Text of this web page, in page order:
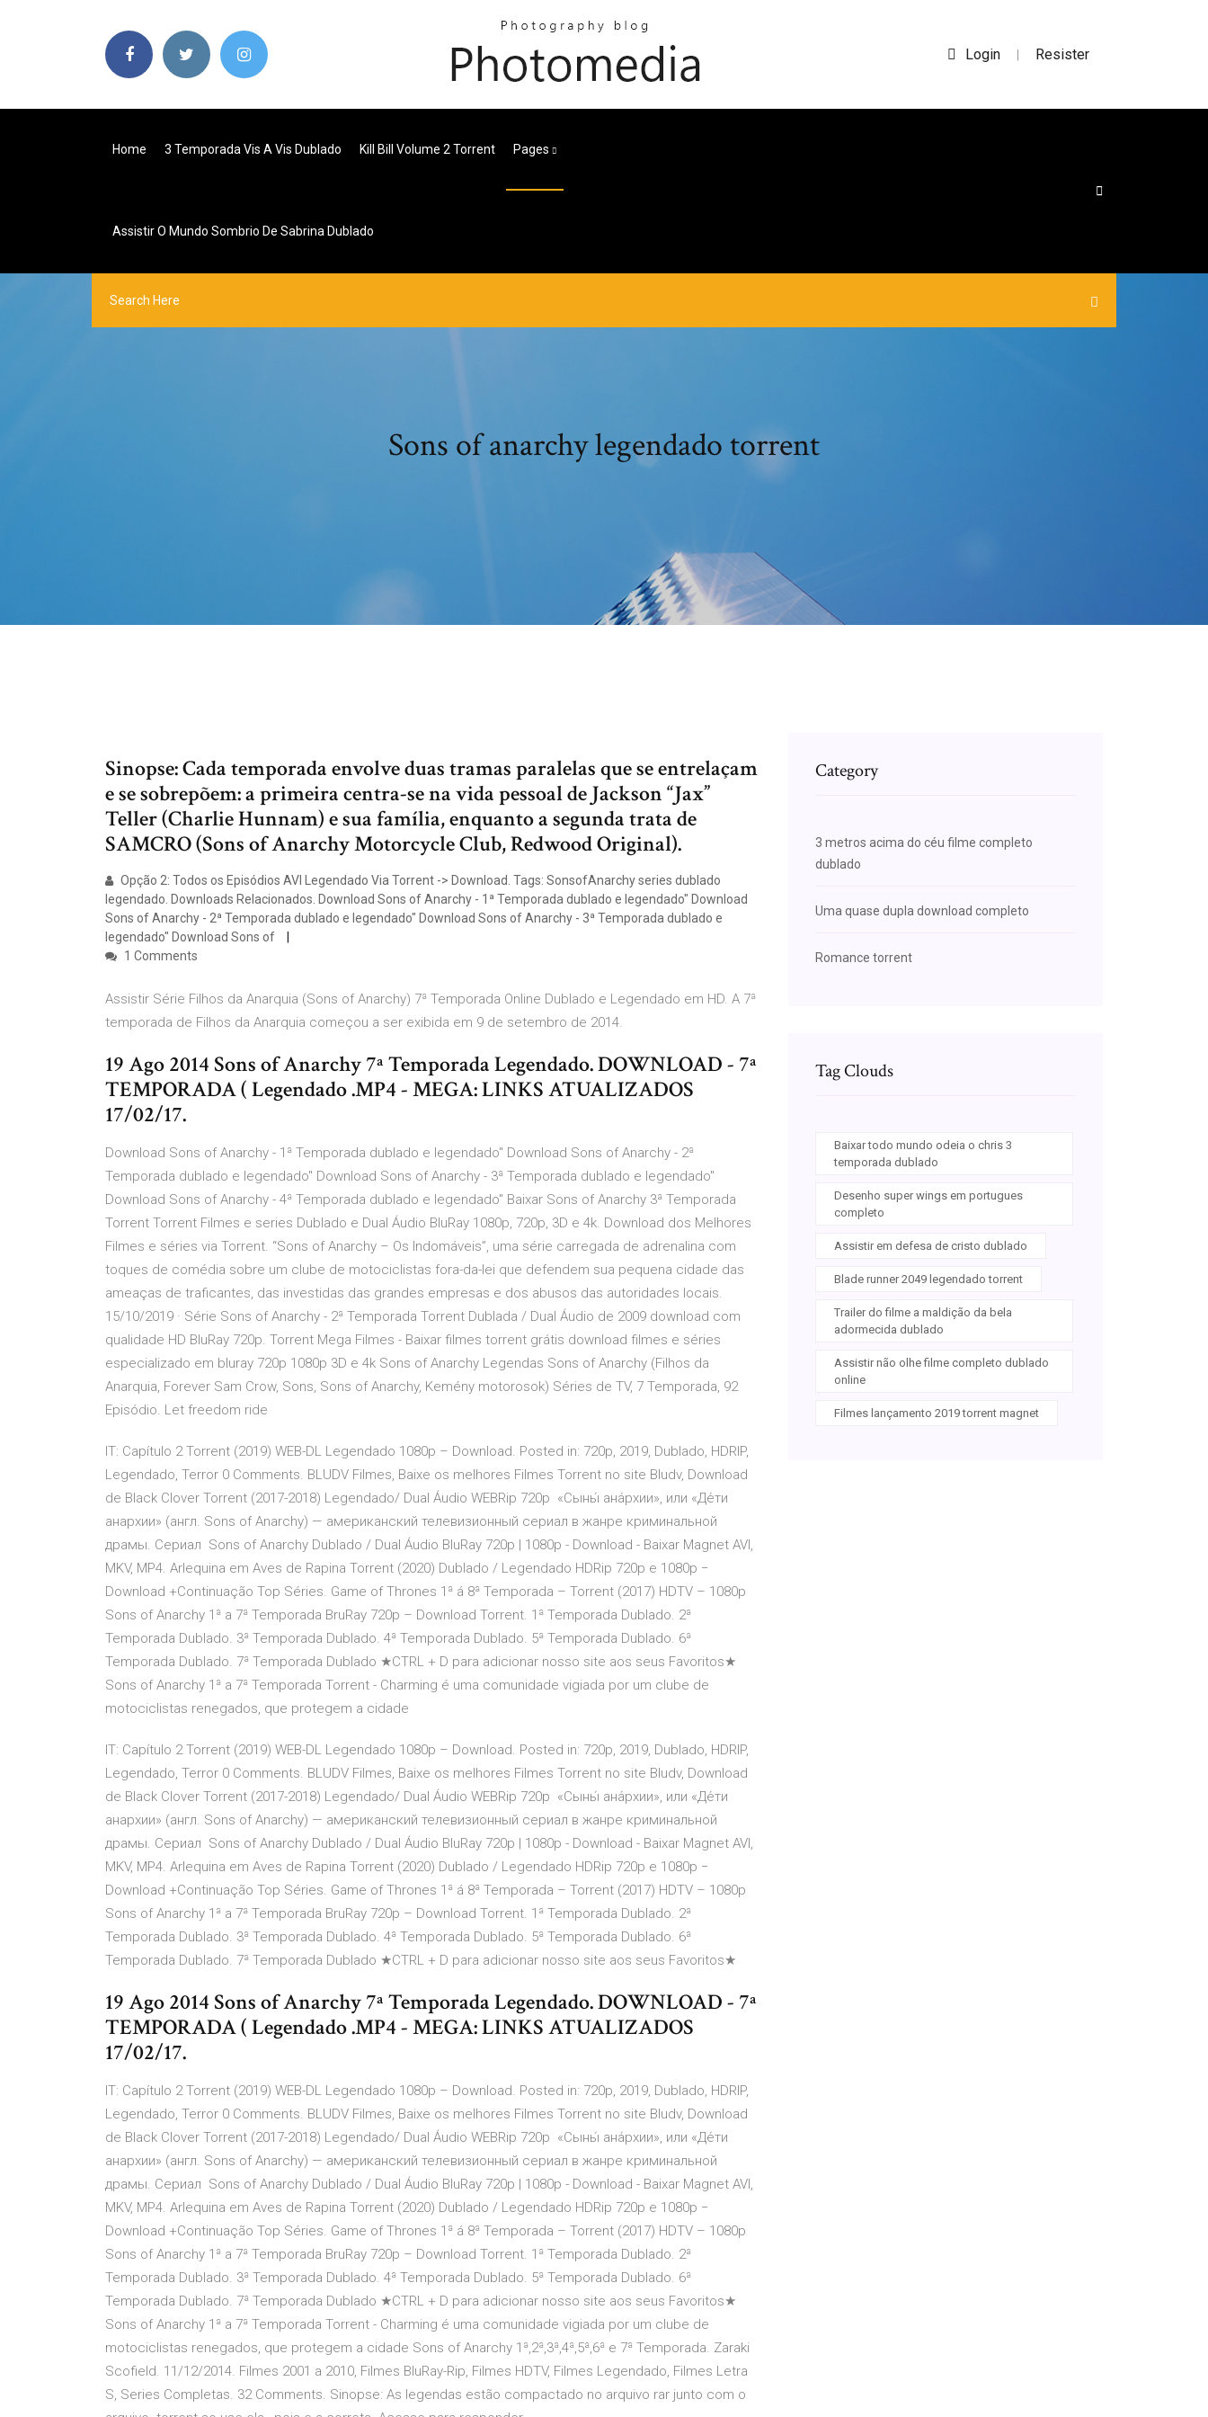
Login | Resister
Home 3 Temporada Vis A Vis Dublado Kill Bill Volume 2 Torrent Pages
Assistir O Mundo Sombrio De Sabrina Dublado
Sons of anarchy legendado torrent
Sinopse: Cada temporada envolve duas tramas paralelas que se entrelaçam
e se sobrepõem: a primeira centra-se na vida pessoal de Jackson “Jax”
Teller (Charlie Hunnam) e sua família, enquanto a segunda trata de
SAMCRO (Sons of Anarchy Motorcycle Club, Redwood Original).
Opção 2: Todos os Episódios AVI Legendado Via Torrent -> Download. Tags: SonsofAnarchy series dublado
legendado. Downloads Relacionados. Download Sons of Anarchy - 1ª Temporada dublado e legendado" Download
Sons of Anarchy - 2ª Temporada dublado e legendado" Download Sons of Anarchy - 3ª Temporada dublado e
legendado" Download Sons of
1 Comments
Assistir Série Filhos da Anarquia (Sons of Anarchy) 7ª Temporada Online Dublado e Legendado em HD. A 7ª
temporada de Filhos da Anarquia começou a ser exibida em 9 de setembro de 2014.
19 Ago 2014 Sons of Anarchy 7ª Temporada Legendado. DOWNLOAD - 7ª
TEMPORADA ( Legendado .MP4 - MEGA: LINKS ATUALIZADOS
17/02/17.
Download Sons of Anarchy - 1ª Temporada dublado e legendado" Download Sons of Anarchy - 2ª
Temporada dublado e legendado" Download Sons of Anarchy - 3ª Temporada dublado e legendado"
Download Sons of Anarchy - 4ª Temporada dublado e legendado" Baixar Sons of Anarchy 3ª Temporada
Torrent Torrent Filmes e series Dublado e Dual Áudio BluRay 1080p, 720p, 3D e 4k. Download dos Melhores
Filmes e séries via Torrent. “Sons of Anarchy – Os Indomáveis”, uma série carregada de adrenalina com
toques de comédia sobre um clube de motociclistas fora-da-lei que defendem sua pequena cidade das
ameaças de traficantes, das investidas das grandes empresas e dos abusos das autoridades locais.
15/10/2019 · Série Sons of Anarchy - 2ª Temporada Torrent Dublada / Dual Áudio de 2009 download com
qualidade HD BluRay 720p. Torrent Mega Filmes - Baixar filmes torrent grátis download filmes e séries
especializado em bluray 720p 1080p 3D e 4k Sons of Anarchy Legendas Sons of Anarchy (Filhos da
Anarquia, Forever Sam Crow, Sons, Sons of Anarchy, Kemény motorosok) Séries de TV, 7 Temporada, 92
Episódio. Let freedom ride
IT: Capítulo 2 Torrent (2019) WEB-DL Legendado 1080p – Download. Posted in: 720p, 2019, Dublado, HDRIP,
Legendado, Terror 0 Comments. BLUDV Filmes, Baixe os melhores Filmes Torrent no site Bludv, Download
de Black Clover Torrent (2017-2018) Legendado/ Dual Áudio WEBRip 720p «Сыны́ ана́рхии», или «Де́ти
анархии» (англ. Sons of Anarchy) — американский телевизионный сериал в жанре криминальной
драмы. Сериал Sons of Anarchy Dublado / Dual Áudio BluRay 720p | 1080p - Download - Baixar Magnet AVI,
MKV, MP4. Arlequina em Aves de Rapina Torrent (2020) Dublado / Legendado HDRip 720p e 1080p −
Download +Continuação Top Séries. Game of Thrones 1ª á 8ª Temporada – Torrent (2017) HDTV – 1080p
Sons of Anarchy 1ª a 7ª Temporada BruRay 720p – Download Torrent. 1ª Temporada Dublado. 2ª
Temporada Dublado. 3ª Temporada Dublado. 4ª Temporada Dublado. 5ª Temporada Dublado. 6ª
Temporada Dublado. 7ª Temporada Dublado ★CTRL + D para adicionar nosso site aos seus Favoritos★
Sons of Anarchy 1ª a 7ª Temporada Torrent - Charming é uma comunidade vigiada por um clube de
motociclistas renegados, que protegem a cidade
IT: Capítulo 2 Torrent (2019) WEB-DL Legendado 1080p – Download. Posted in: 720p, 2019, Dublado, HDRIP,
Legendado, Terror 0 Comments. BLUDV Filmes, Baixe os melhores Filmes Torrent no site Bludv, Download
de Black Clover Torrent (2017-2018) Legendado/ Dual Áudio WEBRip 720p «Сыны́ ана́рхии», или «Де́ти
анархии» (англ. Sons of Anarchy) — американский телевизионный сериал в жанре криминальной
драмы. Сериал Sons of Anarchy Dublado / Dual Áudio BluRay 720p | 1080p - Download - Baixar Magnet AVI,
MKV, MP4. Arlequina em Aves de Rapina Torrent (2020) Dublado / Legendado HDRip 720p e 1080p −
Download +Continuação Top Séries. Game of Thrones 1ª á 8ª Temporada – Torrent (2017) HDTV – 1080p
Sons of Anarchy 1ª a 7ª Temporada BruRay 720p – Download Torrent. 1ª Temporada Dublado. 2ª
Temporada Dublado. 3ª Temporada Dublado. 4ª Temporada Dublado. 5ª Temporada Dublado. 6ª
Temporada Dublado. 7ª Temporada Dublado ★CTRL + D para adicionar nosso site aos seus Favoritos★
19 Ago 2014 Sons of Anarchy 7ª Temporada Legendado. DOWNLOAD - 7ª
TEMPORADA ( Legendado .MP4 - MEGA: LINKS ATUALIZADOS
17/02/17.
IT: Capítulo 2 Torrent (2019) WEB-DL Legendado 1080p – Download. Posted in: 720p, 2019, Dublado, HDRIP,
Legendado, Terror 0 Comments. BLUDV Filmes, Baixe os melhores Filmes Torrent no site Bludv, Download
de Black Clover Torrent (2017-2018) Legendado/ Dual Áudio WEBRip 720p «Сыны́ ана́рхии», или «Де́ти
анархии» (англ. Sons of Anarchy) — американский телевизионный сериал в жанре криминальной
драмы. Сериал Sons of Anarchy Dublado / Dual Áudio BluRay 720p | 1080p - Download - Baixar Magnet AVI,
MKV, MP4. Arlequina em Aves de Rapina Torrent (2020) Dublado / Legendado HDRip 720p e 1080p −
Download +Continuação Top Séries. Game of Thrones 1ª á 8ª Temporada – Torrent (2017) HDTV – 1080p
Sons of Anarchy 1ª a 7ª Temporada BruRay 720p – Download Torrent. 1ª Temporada Dublado. 2ª
Temporada Dublado. 3ª Temporada Dublado. 4ª Temporada Dublado. 5ª Temporada Dublado. 6ª
Temporada Dublado. 7ª Temporada Dublado ★CTRL + D para adicionar nosso site aos seus Favoritos★
Sons of Anarchy 1ª a 7ª Temporada Torrent - Charming é uma comunidade vigiada por um clube de
motociclistas renegados, que protegem a cidade Sons of Anarchy 1ª,2ª,3ª,4ª,5ª,6ª e 7ª Temporada. Zaraki
Scofield. 11/12/2014. Filmes 2001 a 2010, Filmes BluRay-Rip, Filmes HDTV, Filmes Legendado, Filmes Letra
S, Series Completas. 32 Comments. Sinopse: As legendas estão compactado no arquivo rar junto com o
Category
3 metros acima do céu filme completo
dublado
Uma quase dupla download completo
Romance torrent
Tag Clouds
Baixar todo mundo odeia o chris 3
temporada dublado
Desenho super wings em portugues
completo
Assistir em defesa de cristo dublado
Blade runner 2049 legendado torrent
Trailer do filme a maldição da bela
adormecida dublado
Assistir não olhe filme completo dublado
online
Filmes lançamento 2019 torrent magnet